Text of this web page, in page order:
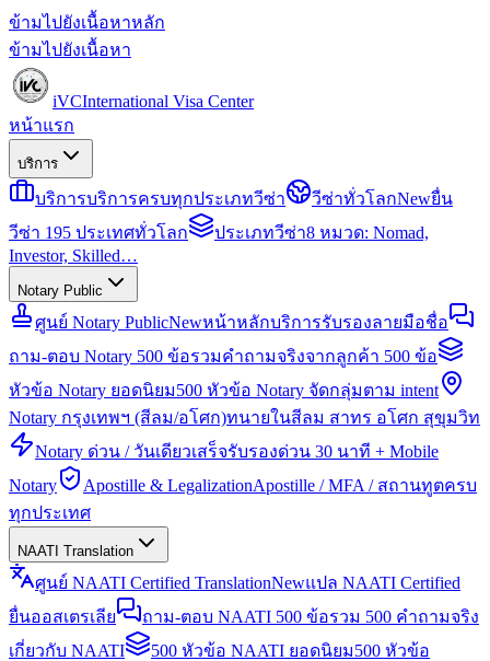
ข้ามไปยังเนื้อหาหลัก
ข้ามไปยังเนื้อหา
iVCInternational Visa Center
หน้าแรก
บริการ
บริการบริการครบทุกประเภทวีซ่า วีซ่าทั่วโลกNewยื่น
วีซ่า 195 ประเทศทั่วโลก
ประเภทวีซ่า8 หมวด: Nomad,
Investor, Skilled…
Notary Public
ศูนย์ Notary PublicNewหน้าหลักบริการรับรองลายมือชื่อ
ถาม-ตอบ Notary 500 ข้อรวมคำถามจริงจากลูกค้า 500 ข้อ
หัวข้อ Notary ยอดนิยม500 หัวข้อ Notary จัดกลุ่มตาม intent
Notary กรุงเทพฯ (สีลม/อโศก)ทนายในสีลม สาทร อโศก สุขุมวิท
Notary ด่วน / วันเดียวเสร็จรับรองด่วน 30 นาที + Mobile
Notary
Apostille & LegalizationApostille / MFA / สถานทูตครบ
ทุกประเทศ
NAATI Translation
ศูนย์ NAATI Certified TranslationNewแปล NAATI Certified
ยื่นออสเตรเลีย
ถาม-ตอบ NAATI 500 ข้อรวม 500 คำถามจริง
เกี่ยวกับ NAATI
500 หัวข้อ NAATI ยอดนิยม500 หัวข้อ